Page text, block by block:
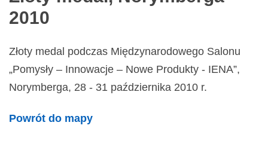
2010
Złoty medal podczas Międzynarodowego Salonu
„Pomysły – Innowacje – Nowe Produkty - IENA”,
Norymberga, 28 - 31 października 2010 r.
Powrót do mapy